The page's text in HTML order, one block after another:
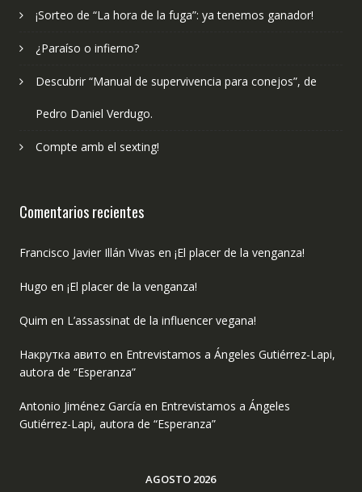
¡Sorteo de “La hora de la fuga”: ya tenemos ganador!
¿Paraíso o infierno?
Descubrir “Manual de supervivencia para conejos”, de
Pedro Daniel Verdugo.
Compte amb el sexting!
Comentarios recientes
Francisco Javier Illán Vivas en ¡El placer de la venganza!
Hugo en ¡El placer de la venganza!
Quim en L’assassinat de la influencer vegana!
Накрутка авито en Entrevistamos a Ángeles Gutiérrez-Lapi,
autora de “Esperanza”
Antonio Jiménez García en Entrevistamos a Ángeles
Gutiérrez-Lapi, autora de “Esperanza”
AGOSTO 2026